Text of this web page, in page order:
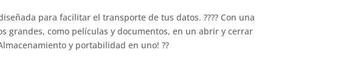
para facilitar el transporte de tus datos. ???? Con una
grandes, como películas y documentos, en un abrir y cerrar
y portabilidad en uno! ??